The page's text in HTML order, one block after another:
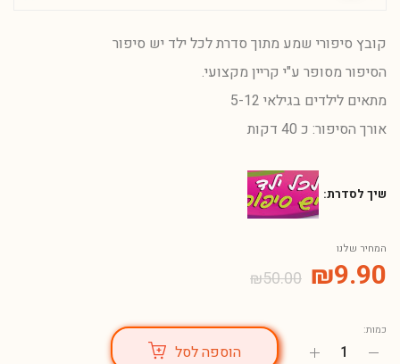
קובץ סיפורי שמע מתוך סדרת לכל ילד יש סיפור
הסיפור מסופר ע"י קריין מקצועי.
מתאים לילדים בגילאי 5-12
אורך הסיפור: כ 40 דקות
שיך לסדרת:
המחיר שלנו
₪50.00 ₪9.90
כמות:
הוספה לסל